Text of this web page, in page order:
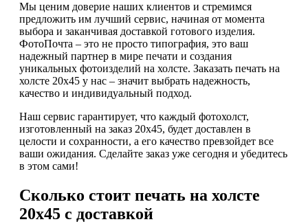
Мы ценим доверие наших клиентов и стремимся
предложить им лучший сервис, начиная от момента
выбора и заканчивая доставкой готового изделия.
ФотоПочта – это не просто типография, это ваш
надежный партнер в мире печати и создания
уникальных фотоизделий на холсте. Заказать печать на
холсте 20х45 у нас – значит выбрать надежность,
качество и индивидуальный подход.
Наш сервис гарантирует, что каждый фотохолст,
изготовленный на заказ 20х45, будет доставлен в
целости и сохранности, а его качество превзойдет все
ваши ожидания. Сделайте заказ уже сегодня и убедитесь
в этом сами!
Сколько стоит печать на холсте
20х45 с доставкой